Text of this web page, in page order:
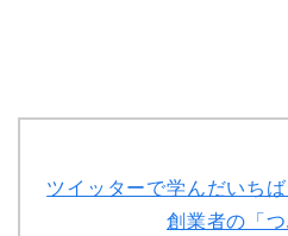
ツイッターで学んだいち
創業者の「つ